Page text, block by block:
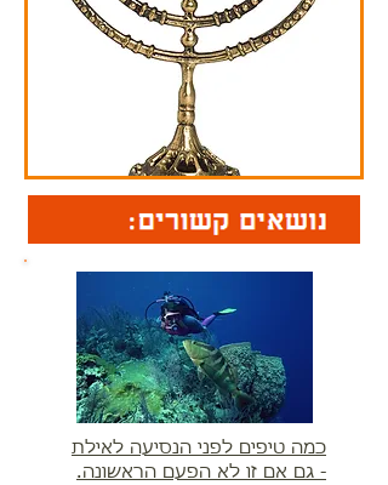
כמה טיפים לפני הנסיעה לאילת
- גם אם זו לא הפעם הראשונה.